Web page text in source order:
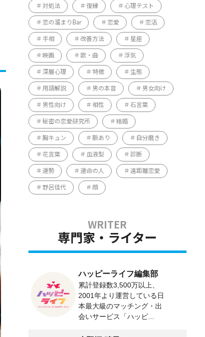
対処法 復縁 心理テスト
恋の溜まりBar 恋愛 恋活
手相 改善方法 星座
映画 歌・曲 浮気
深層心理 特徴 生態
用語解説 男の本音 男女向け
男性向け 相性 石言葉
秘密の恋愛研究所 結婚
胸キュン 脈あり 自分磨き
花言葉 血液型 診断
運勢 運命の人 遠距離恋愛
野呂佳代 顔
専門家・ライター
ハッピーライフ編集部
累計登録数3,500万以上、
2001年より運営している日
本最大級のマッチング・出
会いサービス「ハッピ...